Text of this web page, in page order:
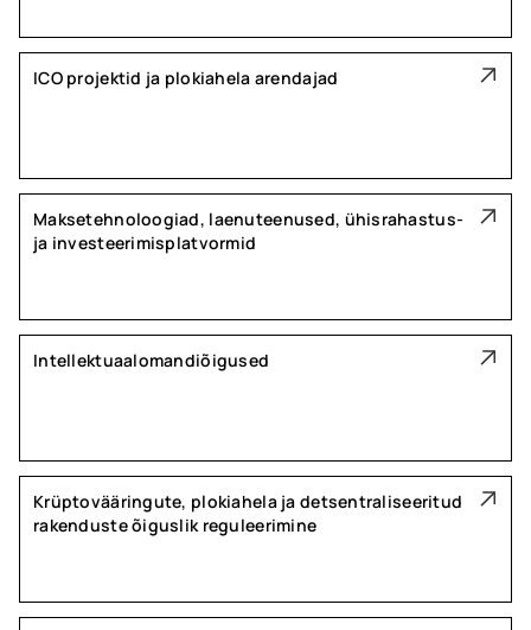
ICO projektid ja plokiahela arendajad
Maksetehnoloogiad, laenuteenused, ühisrahastus-
ja investeerimisplatvormid
Intellektuaalomandiõigused
Krüptovääringute, plokiahela ja detsentraliseeritud
rakenduste õiguslik reguleerimine